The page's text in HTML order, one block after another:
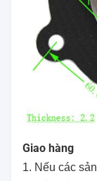
Giao hàng
1. Nếu các